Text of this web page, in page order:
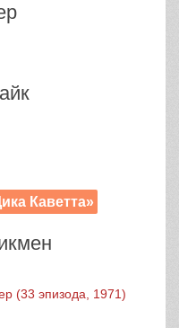
Каветта»
(33 эпизода, 1971)